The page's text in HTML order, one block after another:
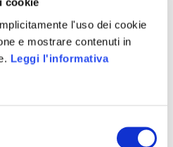
l'uso dei cookie
e mostrare contenuti in
Leggi l'informativa